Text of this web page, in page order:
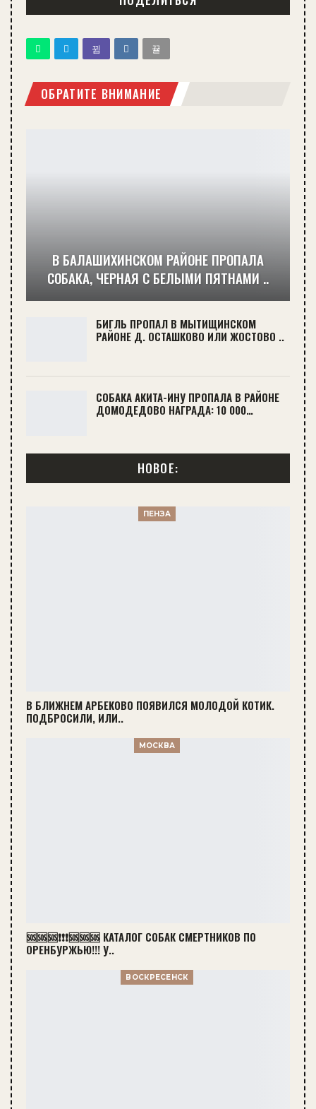
ОБРАТИТЕ ВНИМАНИЕ
В БАЛАШИХИНСКОМ РАЙОНЕ ПРОПАЛА
СОБАКА, ЧЕРНАЯ С БЕЛЫМИ ПЯТНАМИ ..
БИГЛЬ ПРОПАЛ В МЫТИЩИНСКОМ
РАЙОНЕ Д. ОСТАШКОВО ИЛИ ЖОСТОВО ..
СОБАКА АКИТА-ИНУ ПРОПАЛА В РАЙОНЕ
ДОМОДЕДОВО НАГРАДА: 10 000…
НОВОЕ:
ПЕНЗА
В БЛИЖНЕМ АРБЕКОВО ПОЯВИЛСЯ МОЛОДОЙ КОТИК.
ПОДБРОСИЛИ, ИЛИ..
МОСКВА
🆘🆘🆘❗❗❗🆘🆘🆘 КАТАЛОГ СОБАК СМЕРТНИКОВ ПО
ОРЕНБУРЖЬЮ!!! У..
ВОСКРЕСЕНСК